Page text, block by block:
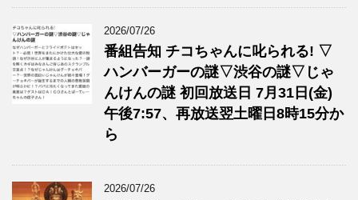
2026/07/26
番組告知 チコちゃんに叱られる! ▽
ハンバーガーの謎▽渋谷の謎▽じゃ
んけんの謎 初回放送日 7月31日(金)
午後7:57、再放送翌土曜日8時15分か
ら
2026/07/26